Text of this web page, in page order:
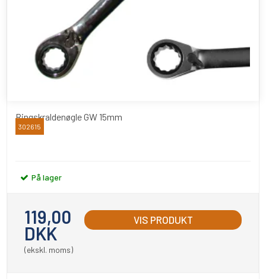
Ringskraldenøgle GW 15mm
BATO
302615
På lager
119,00
DKK
(ekskl. moms)
VIS PRODUKT